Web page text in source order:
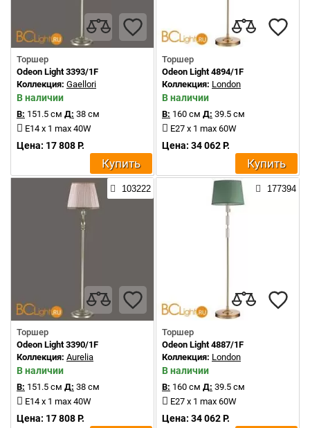
Торшер
Odeon Light 3393/1F
Коллекция: Gaellori
В наличии
В: 151.5 см Д: 38 см
E14 x 1 max 40W
Цена: 17 808 Р.
Купить
Торшер
Odeon Light 4894/1F
Коллекция: London
В наличии
В: 160 см Д: 39.5 см
E27 x 1 max 60W
Цена: 34 062 Р.
Купить
103222
Торшер
Odeon Light 3390/1F
Коллекция: Aurelia
В наличии
В: 151.5 см Д: 38 см
E14 x 1 max 40W
Цена: 17 808 Р.
177394
Торшер
Odeon Light 4887/1F
Коллекция: London
В наличии
В: 160 см Д: 39.5 см
E27 x 1 max 60W
Цена: 34 062 Р.